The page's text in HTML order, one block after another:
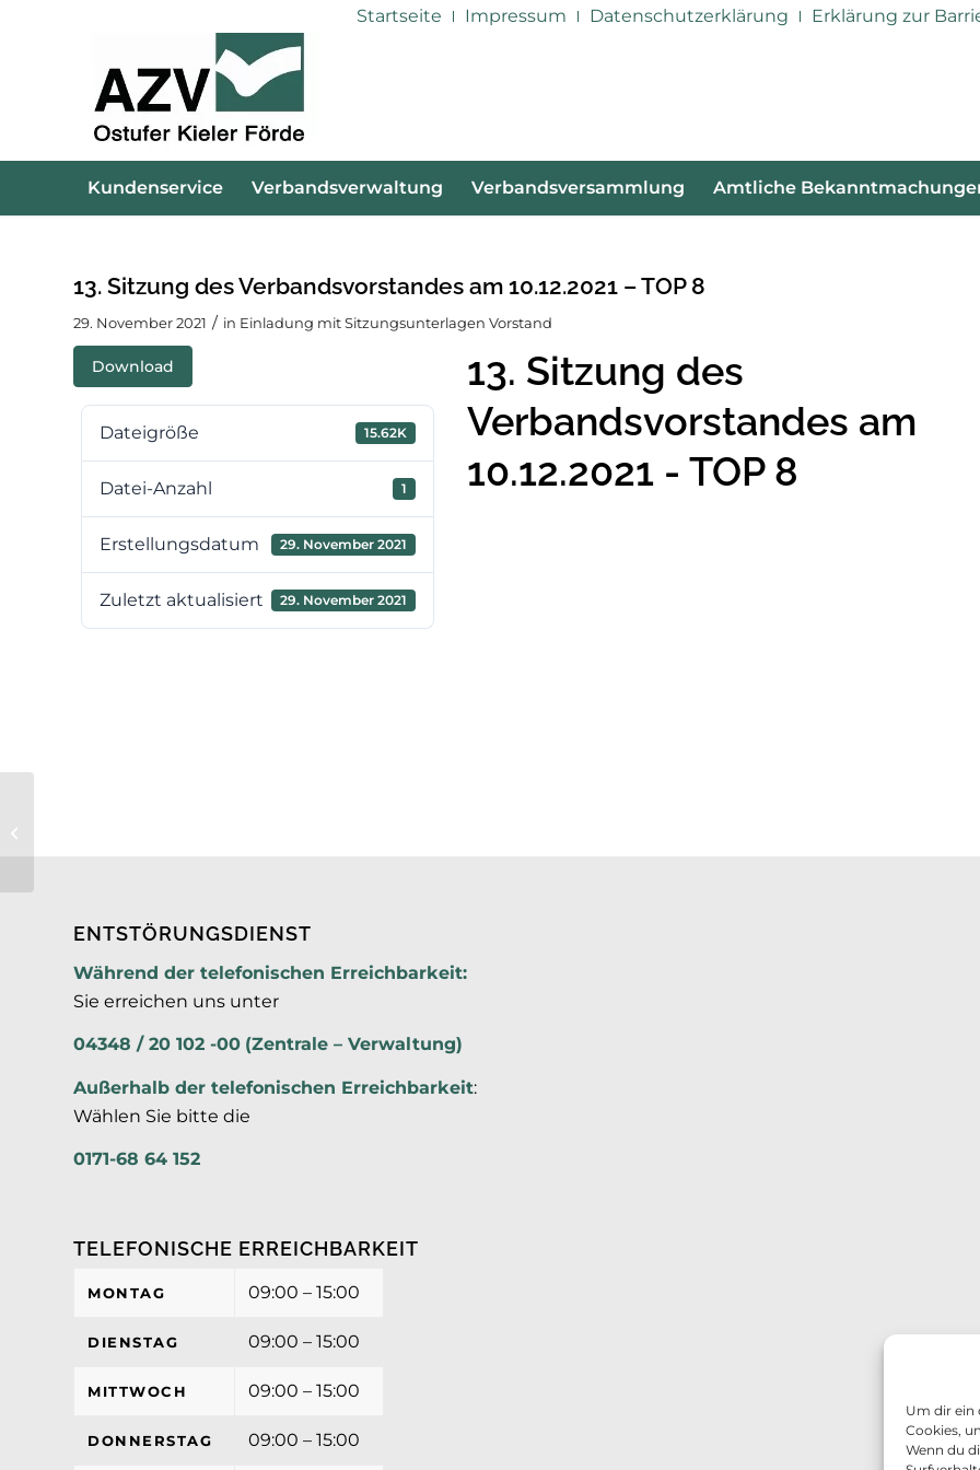
Um dir ein
Cookies,
Wenn du
Startseite Impressum Datenschutzerklärung Erklärung zur
Kundenservice Verbandsverwaltung Verbandsversammlung Amtliche
13. Sitzung des Verbandsvorstandes am 10.12.2021 – TOP 8
29. November 2021 / in Einladung mit Sitzungsunterlagen Vorstand
Download
Dateigröße 15.62K
Datei-Anzahl 1
Erstellungsdatum 29. November 2021
Zuletzt aktualisiert 29. November 2021
13. Sitzung des
Verbandsvorstandes am
10.12.2021 - TOP 8
ENTSTÖRUNGSDIENST
Während der telefonischen Erreichbarkeit:
Sie erreichen uns unter
04348 / 20 102 -00 (Zentrale – Verwaltung)
Außerhalb der telefonischen Erreichbarkeit:
Wählen Sie bitte die
0171-68 64 152
TELEFONISCHE ERREICHBARKEIT
MONTAG 09:00 – 15:00
DIENSTAG 09:00 – 15:00
MITTWOCH 09:00 – 15:00
DONNERSTAG 09:00 – 15:00